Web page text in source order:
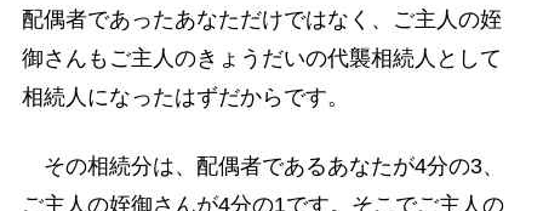
配偶者であったあなただけではなく、ご主人の姪
御さんもご主人のきょうだいの代襲相続人として
相続人になったはずだからです。
その相続分は、配偶者であるあなたが4分の3、
ご主人の姪御さんが4分の1です。そこでご主人の